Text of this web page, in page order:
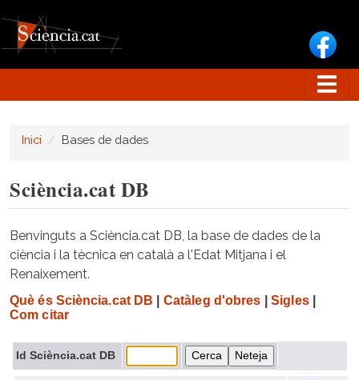
Inici Bases de dades
Sciència.cat DB
Benvinguts a Sciència.cat DB, la base de dades de la
ciència i la tècnica en català a l'Edat Mitjana i el
Renaixement.
Què és Sciència.cat DB Catàleg d'obres Sigles|
Com citar
Id Sciència.cat DB